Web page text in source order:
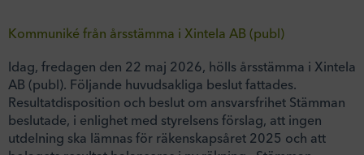
Kommuniké från årsstämma i Xintela AB (publ)
Idag, fredagen den 22 maj 2026, hölls årsstämma i Xintela
AB (publ). Följande huvudsakliga beslut fattades.
Resultatdisposition och beslut om ansvarsfrihet Stämman
beslutade, i enlighet med styrelsens förslag, att ingen
utdelning ska lämnas för räkenskapsåret 2025 och att